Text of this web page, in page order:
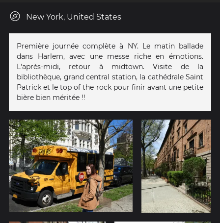
New York, United States
Première journée complète à NY. Le matin ballade
dans Harlem, avec une messe riche en émotions.
L'après-midi, retour à midtown. Visite de la
bibliothèque, grand central station, la cathédrale Saint
Patrick et le top of the rock pour finir avant une petite
bière bien méritée !!